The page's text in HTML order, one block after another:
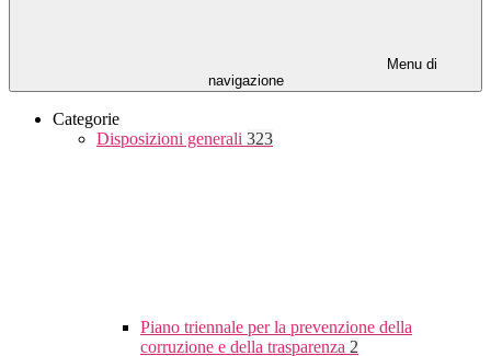
Menu di
navigazione
Categorie
Disposizioni generali 323
Piano triennale per la prevenzione della
corruzione e della trasparenza 2